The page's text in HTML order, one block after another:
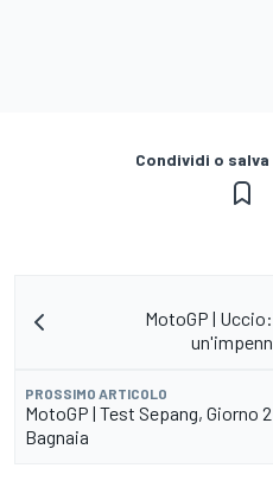
Condividi o
MotoGP |
PROSSIMO ARTICOLO
MotoGP | Test Sepang, Giorno
Bagnaia